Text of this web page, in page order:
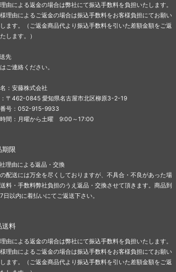
由による返金の場合は弊社にて振込手数料を負担いたします。
理由によるご返金の場合は振込手数料をお客様負担にてお願い
ます。（ご返金商品代より振込手数料を引いた差額金額をご返
します。）
先
ご連絡ください。
：安藤株式会社
〒462-0845 愛知県名古屋市北区柳原3-2-19
号：052-915-9933
間：月曜から土曜 9:00～17:00
期限
理由による返品・交換
配送には万全を尽くしておりますが、不具合・不良があった場
料・手数料弊社負担のうえ返品・交換させて頂きます。商品到
日以内に着払いにてご返送下さい。
送料
由による返金の場合は弊社にて振込手数料を負担いたします。
理由によるご返金の場合は振込手数料をお客様負担にてお願い
ます。（ご返金商品代より振込手数料を引いた差額金額をご返